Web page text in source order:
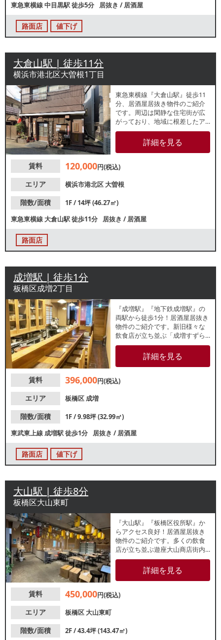
東急東横線中目黒駅徒歩5分 居抜き /居酒屋
路面店 値下げ
大倉山駅 | 徒歩11分
横浜市港北区大曽根1丁目
東急東横線『大倉山駅』徒歩11
分、居酒屋居抜き物件のご紹介
です。周辺は閑静な住宅街が広
がっており、地域に根差したア
ットホームな店舗をお考えの方
におすすめです。諸条件等、お
気軽にお問合せください。
詳細を見る
賃料 120,000円(税込)
エリア
横浜市港北区 大曽根
階数/面積
1F / 14坪 (46.27㎡)
東急東横線 大倉山駅徒歩11分 居抜き /居酒屋
路面店
成増駅 | 徒歩1分
板橋区成増2丁目
『成増駅』『地下鉄成増駅』の
両駅から徒歩1分！居酒屋居抜き
物件のご紹介です。新旧様々な
飲食店が立ち並ぶ「成増すずら
ん通り商店街」沿い1階路面店！
大手チェーン店も多数出店する
人気エリアです。店内はカウン
10坪の小箱物件で新規出店をお
詳細を見る
賃料 396,000円(税込)
エリア
板橋区成増
階数/面積
1F / 9.98坪 (32.99㎡)
東武東上線成増駅徒歩1分 居抜き /居酒屋
路面店 値下げ
大山駅 | 徒歩8分
板橋区大山東町
『大山駅』『板橋区役所駅』か
らアクセス良好！居酒屋居抜き
物件のご紹介です。多くの飲食
店が立ち並ぶ遊座大山商店街内
のビル2階店舗。カウンター席・
テーブル席のレイアウトで、お
一人様からグループ客まで幅広
件等、お気軽にお問合せくださ
詳細を見る
賃料 450,000円(税込)
エリア
板橋区 大山東町
階数/面積
2F / 43.4坪 (143.47㎡)